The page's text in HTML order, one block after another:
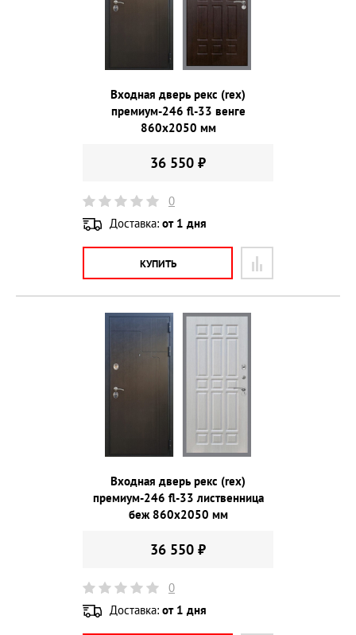
Входная дверь рекс (rex)
премиум-246 fl-33 венге
860х2050 мм
36 550 ₽
0
Доставка: от 1 дня
КУПИТЬ
Входная дверь рекс (rex)
премиум-246 fl-33 лиственница
беж 860х2050 мм
36 550 ₽
0
Доставка: от 1 дня